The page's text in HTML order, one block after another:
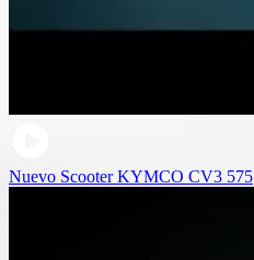
Nuevo Scooter KYMCO CV3 575